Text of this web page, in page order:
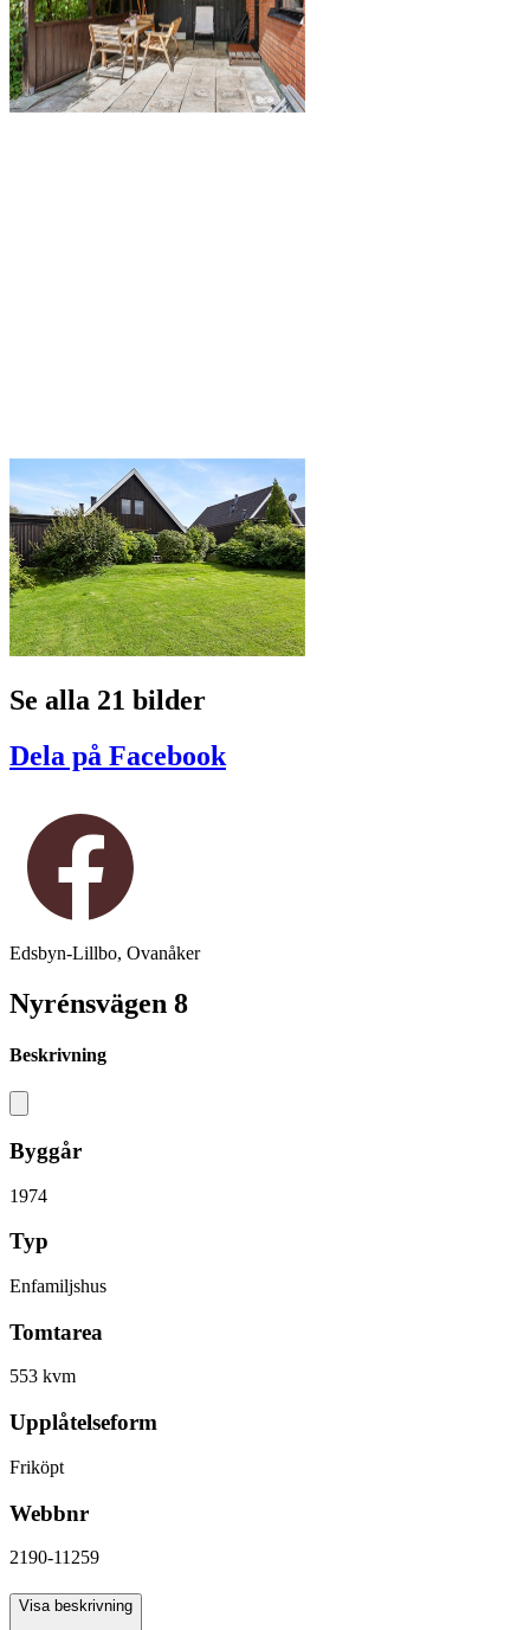
Se alla 21 bilder
Dela på Facebook
Edsbyn-Lillbo, Ovanåker
Nyrénsvägen 8
Beskrivning
Byggår
1974
Typ
Enfamiljshus
Tomtarea
553 kvm
Upplåtelseform
Friköpt
Webbnr
2190-11259
Antal rum
Visa beskrivning